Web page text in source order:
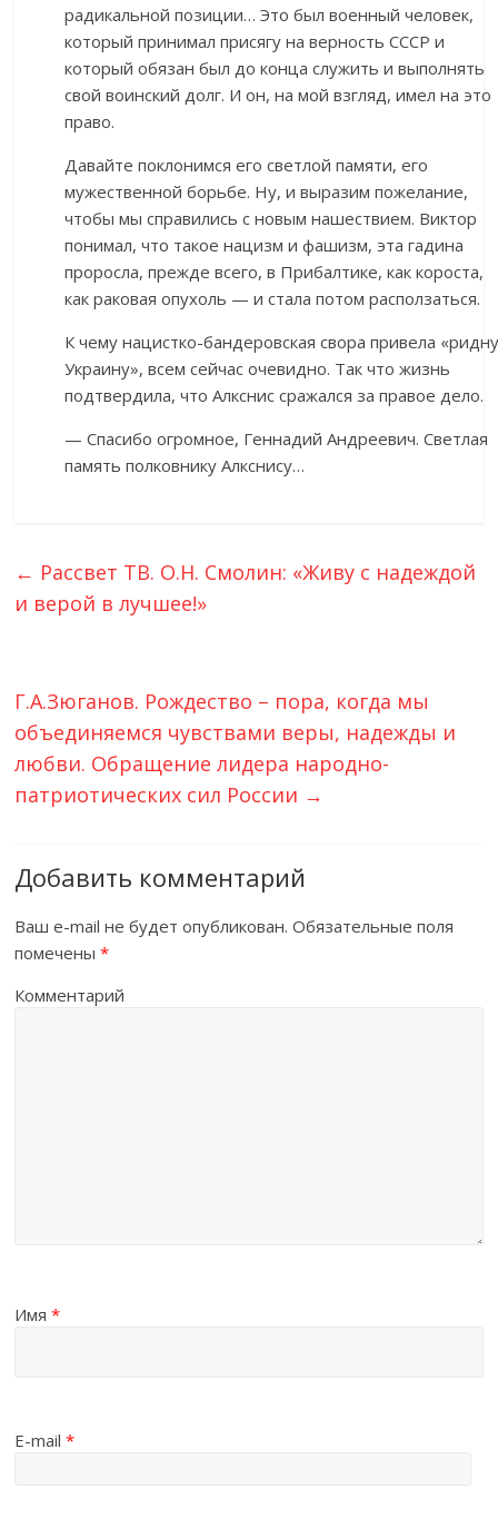
радикальной позиции… Это был военный человек,
который принимал присягу на верность СССР и
который обязан был до конца служить и выполнять
свой воинский долг. И он, на мой взгляд, имел на это
право.
Давайте поклонимся его светлой памяти, его
мужественной борьбе. Ну, и выразим пожелание,
чтобы мы справились с новым нашествием. Виктор
понимал, что такое нацизм и фашизм, эта гадина
проросла, прежде всего, в Прибалтике, как короста,
как раковая опухоль — и стала потом расползаться.
К чему нацистко-бандеровская свора привела
Украину», всем сейчас очевидно. Так что жизнь
подтвердила, что Алкснис сражался за правое дело.
— Спасибо огромное, Геннадий Андреевич. Светлая
память полковнику Алкснису…
← Рассвет ТВ. О.Н. Смолин: «Живу с надеждой
и верой в лучшее!»
Г.А.Зюганов. Рождество – пора, когда мы
объединяемся чувствами веры, надежды и
любви. Обращение лидера народно-
патриотических сил России →
Добавить комментарий
Ваш e-mail не будет опубликован. Обязательные поля
помечены*
Комментарий
Имя*
E-mail*